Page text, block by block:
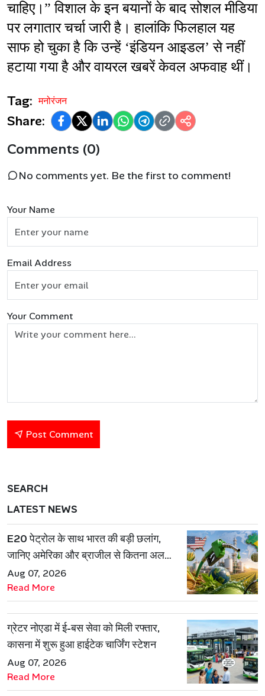
चाहिए।” विशाल के इन बयानों के बाद सोशल मीडिया
पर लगातार चर्चा जारी है। हालांकि फिलहाल यह
साफ हो चुका है कि उन्हें ‘इंडियन आइडल’ से नहीं
हटाया गया है और वायरल खबरें केवल अफवाह थीं।
Tag: मनोरंजन
Share:
Comments (0)
No comments yet. Be the first to comment!
Your Name
Email Address
Your Comment
Post Comment
SEARCH
LATEST NEWS
E20 पेट्रोल के साथ भारत की बड़ी छलांग,
जानिए अमेरिका और ब्राजील से कितना अलग
है एथेनॉल मॉडल
Aug 07, 2026
Read More
ग्रेटर नोएडा में ई-बस सेवा को मिली रफ्तार,
कासना में शुरू हुआ हाईटेक चार्जिंग स्टेशन
Aug 07, 2026
Read More